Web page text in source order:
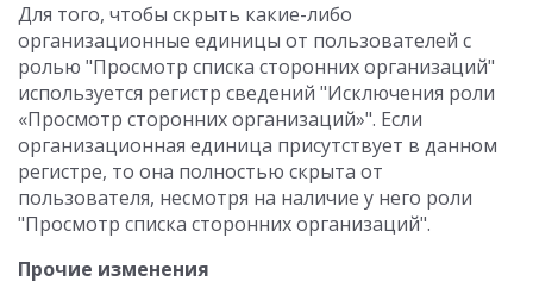
Для того, чтобы скрыть какие-либо
организационные единицы от пользователей с
ролью "Просмотр списка сторонних организаций"
используется регистр сведений "Исключения роли
«Просмотр сторонних организаций»". Если
организационная единица присутствует в данном
регистре, то она полностью скрыта от
пользователя, несмотря на наличие у него роли
"Просмотр списка сторонних организаций".
Прочие изменения